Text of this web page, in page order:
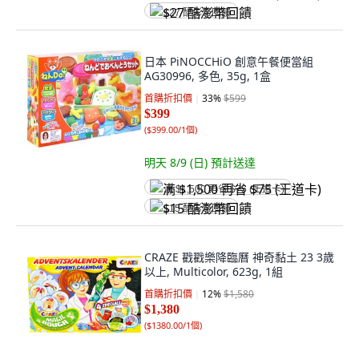
$27 酷澎幣回饋
日本 PiNOCCHiO 創意午餐便當組
AG30996, 多色, 35g, 1盒
首購折扣價 33%$599
$399
($399.00/1個)
明天 8/9 (日) 預計送達
满 $1,500 再省 $75 (王道卡)
$15 酷澎幣回饋
CRAZE 戳戳樂降臨曆 神奇黏土 23 3歲
以上, Multicolor, 623g, 1組
首購折扣價 12%$1,580
$1,380
($1380.00/1個)